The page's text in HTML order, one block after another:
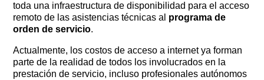
toda una infraestructura de disponibilidad para el acceso
remoto de las asistencias técnicas al programa de
orden de servicio.
Actualmente, los costos de acceso a internet ya forman
parte de la realidad de todos los involucrados en la
prestación de servicio, incluso profesionales autónomos